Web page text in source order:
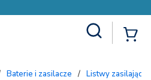
Baterie i zasilacze / Listwy